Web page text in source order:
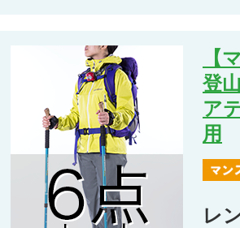
【
登
ア
用
レ